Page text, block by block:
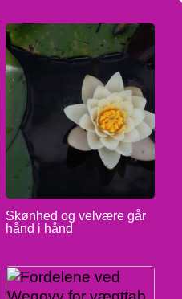
Skønhed og velvære går
hånd i hånd